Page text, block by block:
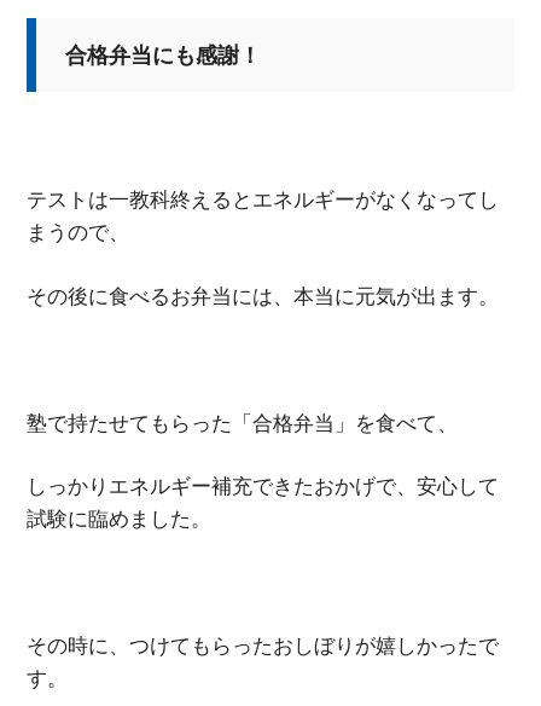
合格弁当にも感謝！
テストは一教科終えるとエネルギーがなくなってし
まうので、
その後に食べるお弁当には、本当に元気が出ます。
塾で持たせてもらった「合格弁当」を食べて、
しっかりエネルギー補充できたおかげで、安心して
試験に臨めました。
その時に、つけてもらったおしぼりが嬉しかったで
す。